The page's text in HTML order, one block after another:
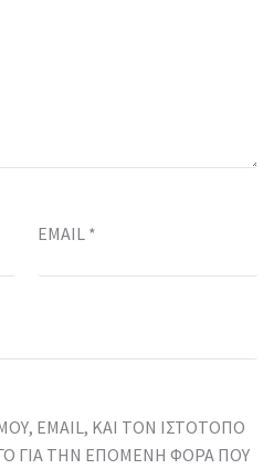
EMAIL *
EMAIL, ΚΑΙ ΤΟΝ ΙΣΤΌΤΟΠΟ
ΓΙΑ ΤΗΝ ΕΠΌΜΕΝΗ ΦΟΡΆ ΠΟΥ